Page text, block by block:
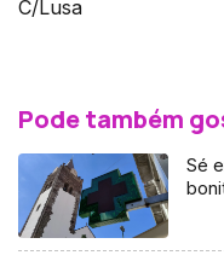
C/Lusa
Pode também
Sé